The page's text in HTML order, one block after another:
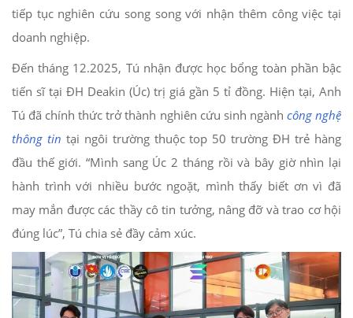
tiếp tục nghiên cứu song song với nhận thêm công việc tại
doanh nghiệp.
Đến tháng 12.2025, Tú nhận được học bổng toàn phần bậc
tiến sĩ tại ĐH Deakin (Úc) trị giá gần 5 tỉ đồng. Hiện tại, Anh
Tú đã chính thức trở thành nghiên cứu sinh ngành công nghệ
thông tin tại ngôi trường thuộc top 50 trường ĐH trẻ hàng
đầu thế giới. “Mình sang Úc 2 tháng rồi và bây giờ nhìn lại
hành trình với nhiều bước ngoặt, mình thấy biết ơn vì đã
may mắn được các thầy cô tin tưởng, nâng đỡ và trao cơ hội
đúng lúc”, Tú chia sẻ đầy cảm xúc.